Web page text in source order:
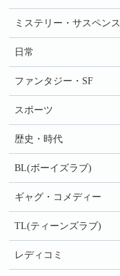
ミステリー・サスペンス
日常
ファンタジー・SF
スポーツ
歴史・時代
BL(ボーイズラブ)
ギャグ・コメディー
TL(ティーンズラブ)
レディコミ